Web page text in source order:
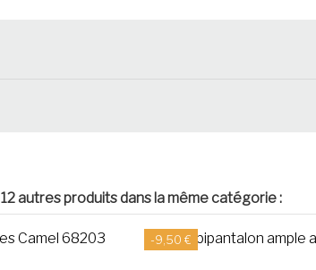
12 autres produits dans la même catégorie :
-9,50 €